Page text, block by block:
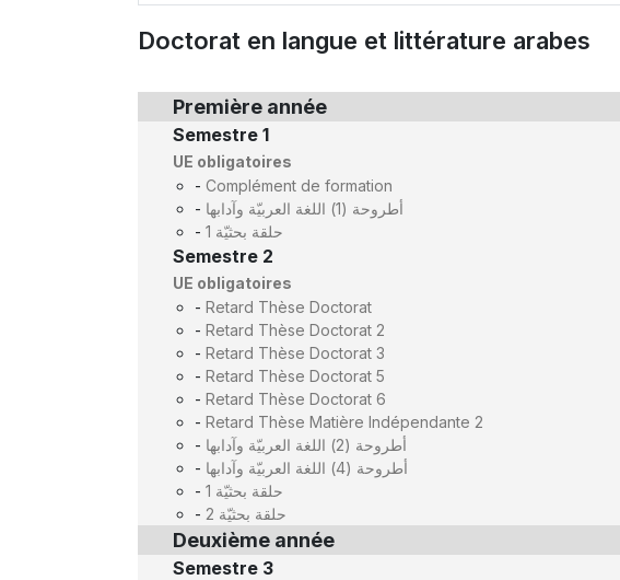
Doctorat en langue et littérature arabes
Première année
Semestre 1
UE obligatoires
- Complément de formation
-
أطروحة (1) اللغة العربيّة وآدابها
-
حلقة بحثيّة 1
Semestre 2
UE obligatoires
- Retard Thèse Doctorat
- Retard Thèse Doctorat 2
- Retard Thèse Doctorat 3
- Retard Thèse Doctorat 5
- Retard Thèse Doctorat 6
- Retard Thèse Matière Indépendante 2
-
أطروحة (2) اللغة العربيّة وآدابها
-
أطروحة (4) اللغة العربيّة وآدابها
-
حلقة بحثيّة 1
-
حلقة بحثيّة 2
Deuxième année
Semestre 3